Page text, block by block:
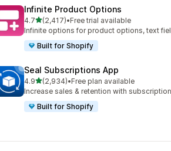
Infinite Product Options
4.7별 5개 중
(2,417)
총 리뷰 2417개
•Free trial available
Infinite options for product options, text
Built for Shopify
Seal Subscriptions App
4.9별 5개 중
(2,934)
총 리뷰 2934개
•Free plan available
Increase sales & retention with
Built for Shopify